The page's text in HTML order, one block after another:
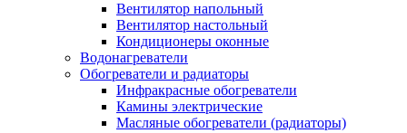
Вентилятор напольный
Вентилятор настольный
Кондиционеры оконные
Водонагреватели
Обогреватели и радиаторы
Инфракрасные обогреватели
Камины электрические
Масляные обогреватели (радиаторы)